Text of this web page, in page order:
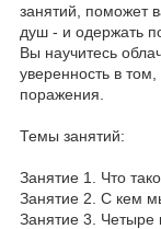
занятий, поможет
душ - и одержать
Вы научитесь
уверенность в
поражения.
Темы занятий:
Занятие 1. Что
Занятие 2. С кем
Занятие 3. Четыре